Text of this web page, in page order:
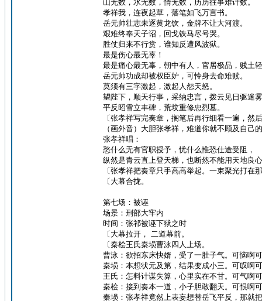
山无数，水无数，情无数，历历往事难计数。
孝祥我，连夜起草，落笔如飞万言书。
岳元帅壮志未逐黄龙饮，金牌不让大河渡。
艰难终奉天子诏，回戈铁马尽号哭。
胜仗归来不行赏，谁知反遭风波狱。
最是伤心最无辜！
最是痛心最无辜，朝中有人，官居极品，贱土
岳元帅功成却被权臣妒，可怜身去命难赎。
莫须有三字激起，激起人怨天怒。
望陛下，顺天行事，采纳忠言，拨云见日驱迷
平反昭雪立丰碑，荒坟重修忠烈墓。
〔张孝祥写完奏章，搁笔后再行细看一遍，然
（画外音）大胆张孝祥，难道你就不顾及自己
张孝祥唱：
愁什么无有官职授予，忧什么惟恐仕途受阻，
纵然是青云直上登天梯，也断然不能用天地良
〔张孝祥把奏章只手高高举起。一束聚光打在
〔大幕合拢。
第七场：被诬
场景：刑部大牢内
时间：张祁被诬下狱之时
〔大幕拉开， 二道幕前。
〔秦桧王氏秦埙曹泳四人上场。
曹泳：欲招东床快婿，受了一肚子气。可恼啊
秦埙：本想状元及第，结果变成小三。可叹啊
王氏：怎料计谋失算，心里实在不甘。可气啊
秦桧：接到奏本一道，小子胆敢翻天。可恨啊
秦埙：张孝祥竟然上表妄想替岳飞平反，那就